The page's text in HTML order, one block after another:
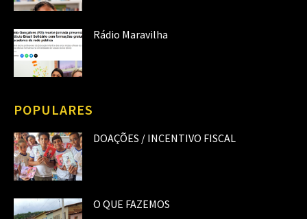
Rádio Maravilha
POPULARES
DOAÇÕES / INCENTIVO FISCAL
O QUE FAZEMOS